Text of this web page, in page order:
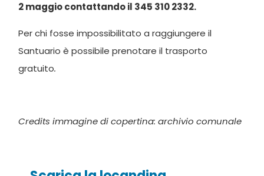
2 maggio contattando il 345 310 2332.
Per chi fosse impossibilitato a raggiungere il
Santuario è possibile prenotare il trasporto
gratuito.
Credits immagine di copertina: archivio comunale